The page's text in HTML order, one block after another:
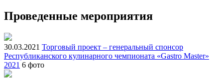
Проведенные мероприятия
30.03.2021 Торговый проект – генеральный спонсор
Республиканского кулинарного чемпионата «Gastro Master»
2021 6 фото